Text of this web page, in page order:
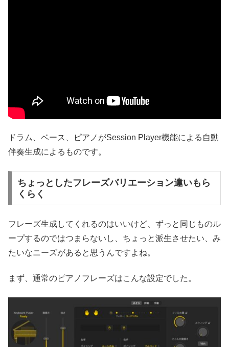
ドラム、ベース、ピアノがSession Player機能による自動
伴奏生成によるものです。
ちょっとしたフレーズバリエーション違いもら
くらく
フレーズ生成してくれるのはいいけど、ずっと同じものル
ープするのではつまらないし、ちょっと派生させたい、み
たいなニーズがあると思うんですよね。
まず、通常のピアノフレーズはこんな設定でした。